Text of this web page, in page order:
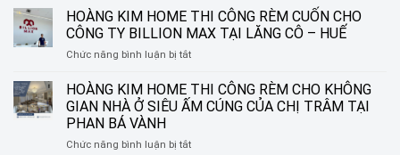
SẮC,
LIÊN
ĐÀ
–
BIẾN
Ô
CỬA
MỘT
TÁC
THUẬT
KIM
HOME
THI
CÔNG
LƯỚI
CHỐNG
NHÀ
HOÀNG KIM HOME THI CÔNG RÈM CUỐN CHO
CÔNG TY BILLION MAX TẠI LĂNG CÔ – HUẾ
Chức năng bình luận bị tắtở
KIM
HOME
THI
RÈM
HOÀNG KIM HOME THI CÔNG RÈM CHO KHÔNG
GIAN NHÀ Ở SIÊU ẤM CÚNG CỦA CHỊ TRÂM TẠI
PHAN BÁ VÀNH
Chức năng bình luận bị tắtở